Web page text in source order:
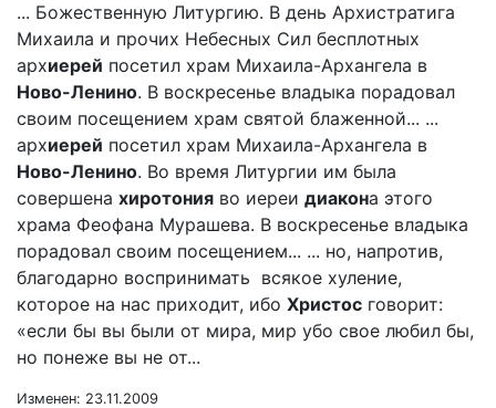
... Божественную Литургию. В день Архистратига
Михаила и прочих Небесных Сил бесплотных
архиерей посетил храм Михаила-Архангела в
Ново-Ленино. В воскресенье владыка порадовал
своим посещением храм святой блаженной... ...
архиерей посетил храм Михаила-Архангела в
Ново-Ленино. Во время Литургии им была
совершена хиротония во иереи диакона этого
храма Феофана Мурашева. В воскресенье владыка
порадовал своим посещением... ... но, напротив,
благодарно воспринимать всякое хуление,
которое на нас приходит, ибо Христос говорит:
«если бы вы были от мира, мир убо свое любил бы,
но понеже вы не от...
Изменен: 23.11.2009